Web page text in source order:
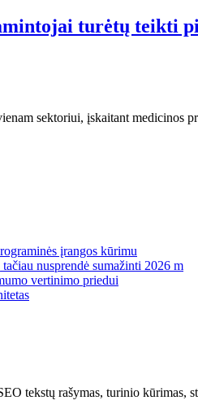
turėtų teikti
sektoriui, įskaitant medicinos
įrangos kūrimu
nusprendė sumažinti 2026 m
vertinimo priedui
rašymas, turinio kūrimas,